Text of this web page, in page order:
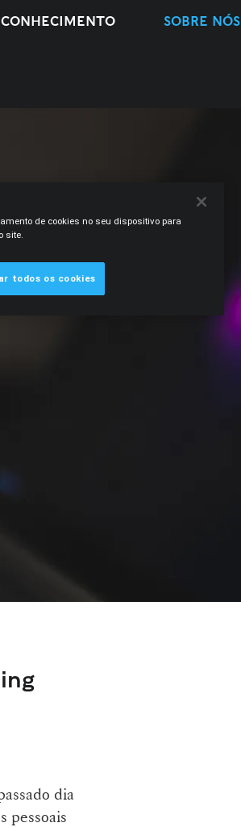
CONHECIMENTO SOBRE NÓS
dia
pessoais
de cookies no seu dispositivo para
site.
todos os cookies